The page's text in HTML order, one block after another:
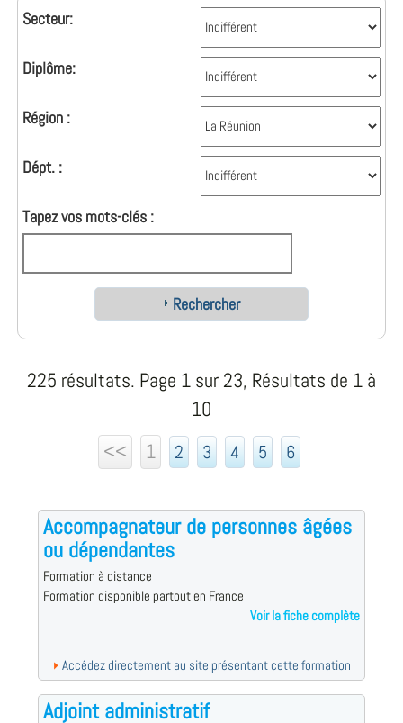
Secteur:
Diplôme:
Région :
Dépt. :
Tapez vos mots-clés :
Rechercher
225 résultats. Page 1 sur 23, Résultats de 1 à
10
<<
1 2 3 4 5 6
Accompagnateur de personnes âgées
ou dépendantes
Formation à distance
Formation disponible partout en France
Voir la fiche complète
Accédez directement au site présentant cette formation
Adjoint administratif